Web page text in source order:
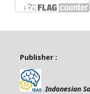
Publisher :
Indonesian